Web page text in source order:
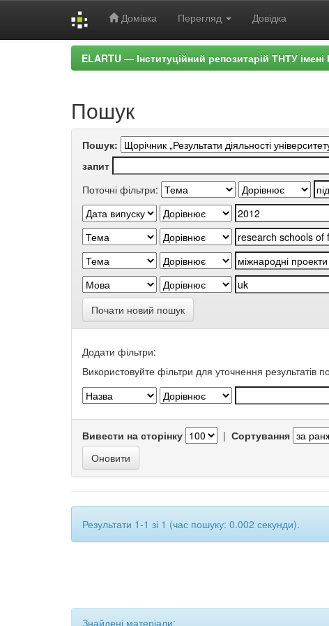
Домівка Перегляд Довідка
ELARTU — Інституційний репозитарій ТНТУ
Пошук
Пошук:
запит
Поточні фільтри:
Почати новий пошук
Додати фільтри:
Використовуйте фільтри для уточнення результатів
Вивести на сторінку | Сортування
Результати 1-1 зі 1 (час пошуку: 0.002 секунди).
Знайдені матеріали: